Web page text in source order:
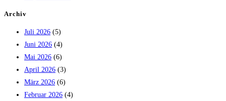
Archiv
Juli 2026 (5)
Juni 2026 (4)
Mai 2026 (6)
April 2026 (3)
März 2026 (6)
Februar 2026 (4)